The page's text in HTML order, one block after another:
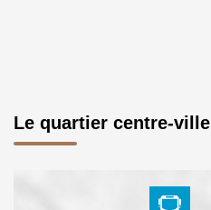
Le quartier centre-ville